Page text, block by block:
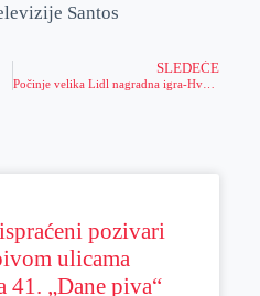
Santos
SLEDEĆE
pozivari
ulicama
41. „Dane piva“